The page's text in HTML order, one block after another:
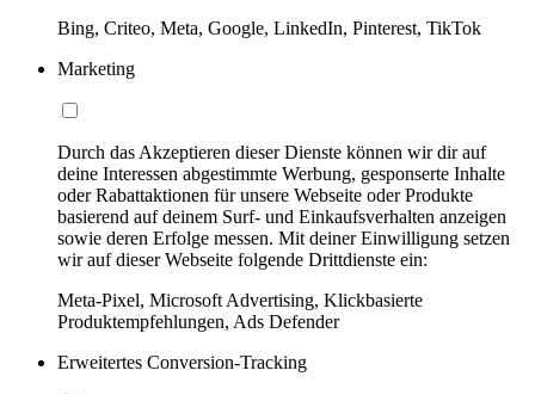
Bing, Criteo, Meta, Google, LinkedIn, Pinterest, TikTok
Marketing
Durch das Akzeptieren dieser Dienste können wir dir auf
deine Interessen abgestimmte Werbung, gesponserte Inhalte
oder Rabattaktionen für unsere Webseite oder Produkte
basierend auf deinem Surf- und Einkaufsverhalten anzeigen
sowie deren Erfolge messen. Mit deiner Einwilligung setzen
wir auf dieser Webseite folgende Drittdienste ein:
Meta-Pixel, Microsoft Advertising, Klickbasierte
Produktempfehlungen, Ads Defender
Erweitertes Conversion-Tracking